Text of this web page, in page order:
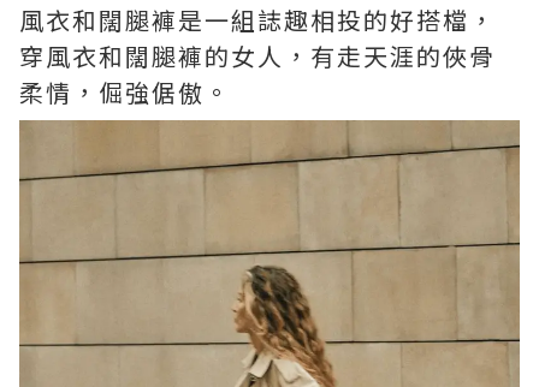
風衣和闊腿褲是一組誌趣相投的好搭檔，
穿風衣和闊腿褲的女人，有走天涯的俠骨
柔情，倔強倨傲。